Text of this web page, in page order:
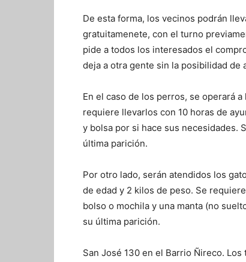
De esta forma, los vecinos podrán
gratuitamenete, con el turno
pide a todos los interesados el
deja a otra gente sin la posibilidad de
En el caso de los perros, se operará
requiere llevarlos con 10 horas de
y bolsa por si hace sus necesidades.
última parición.
Por otro lado, serán atendidos los
de edad y 2 kilos de peso. Se
bolso o mochila y una manta (no
su última parición.
San José 130 en el Barrio Ñireco.